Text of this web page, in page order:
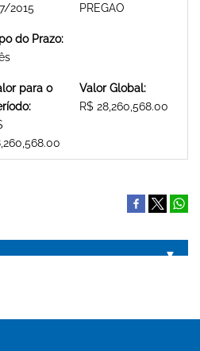
2015
PREGAO
do Prazo:
para o
Valor Global:
R$ 28,260,568.00